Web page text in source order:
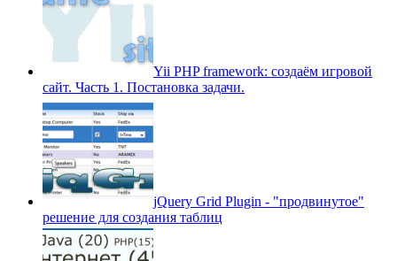
Yii PHP framework: создаём игровой
сайт. Часть 1. Постановка задачи.
jQuery Grid Plugin - "продвинутое"
решение для создания таблиц